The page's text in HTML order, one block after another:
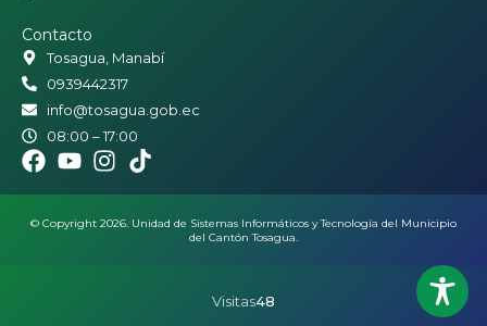
Contacto
Tosagua, Manabí
0939442317
info@tosagua.gob.ec
08:00 – 17:00
© Copyright 2026. Unidad de Sistemas Informáticos y Tecnología del Municipio
del Cantón Tosagua.
Visitas48